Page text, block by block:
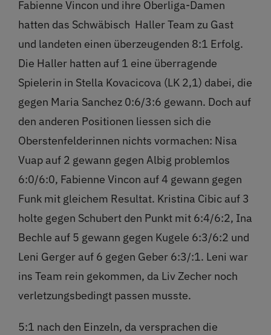
Fabienne Vincon und ihre Oberliga-Damen
hatten das Schwäbisch Haller Team zu Gast
und landeten einen überzeugenden 8:1 Erfolg.
Die Haller hatten auf 1 eine überragende
Spielerin in Stella Kovacicova (LK 2,1) dabei, die
gegen Maria Sanchez 0:6/3:6 gewann. Doch auf
den anderen Positionen liessen sich die
Oberstenfelderinnen nichts vormachen: Nisa
Vuap auf 2 gewann gegen Albig problemlos
6:0/6:0, Fabienne Vincon auf 4 gewann gegen
Funk mit gleichem Resultat. Kristina Cibic auf 3
holte gegen Schubert den Punkt mit 6:4/6:2, Ina
Bechle auf 5 gewann gegen Kugele 6:3/6:2 und
Leni Gerger auf 6 gegen Geber 6:3/:1. Leni war
ins Team rein gekommen, da Liv Zecher noch
verletzungsbedingt passen musste.
5:1 nach den Einzeln, da versprachen die